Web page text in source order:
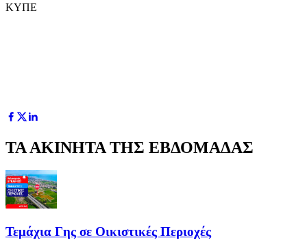
ΚΥΠΕ
ΤΑ ΑΚΙΝΗΤΑ ΤΗΣ ΕΒΔΟΜΑΔΑΣ
Τεμάχια Γης σε Οικιστικές Περιοχές